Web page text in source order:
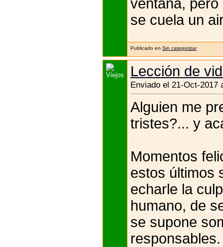
ventana,
se cuela un
Publicado en Sin categorizar
Lección de
Enviado el 21-Oct-2017
Alguien me
tristes?... y
Momentos
estos últimos
echarle la
humano, de
se supone
responsables.